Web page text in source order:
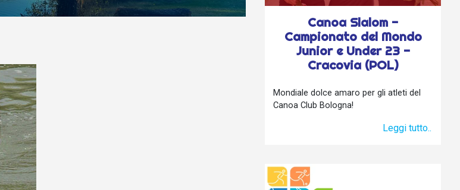
Canoa Slalom -
Campionato del Mondo
Junior e Under 23 -
Cracovia (POL)
Mondiale dolce amaro per gli atleti del
Canoa Club Bologna!
Leggi tutto..